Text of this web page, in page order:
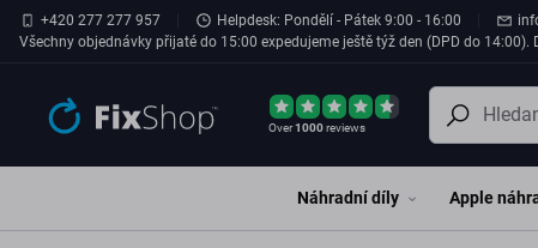
Přeskočit na hlavní obsah
+420 277 277 957 Helpdesk: Pondělí - Pátek 9:00 - 16:00
Všechny objednávky přijaté do 15:00 expedujeme ještě týž den (DPD do 14:00).
Over1000reviews
Náhradní díly Apple